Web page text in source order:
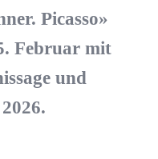
Picasso»
Februar mit
und